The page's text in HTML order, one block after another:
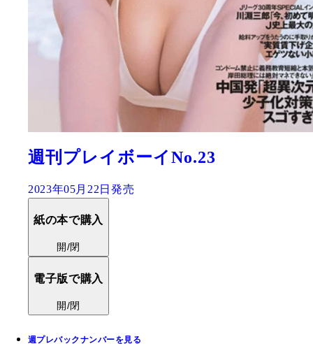
週刊プレイボーイNo.23
2023年05月22日発売
紙の本で購入
開/閉
電子版で購入
開/閉
週プレバックナンバーを見る